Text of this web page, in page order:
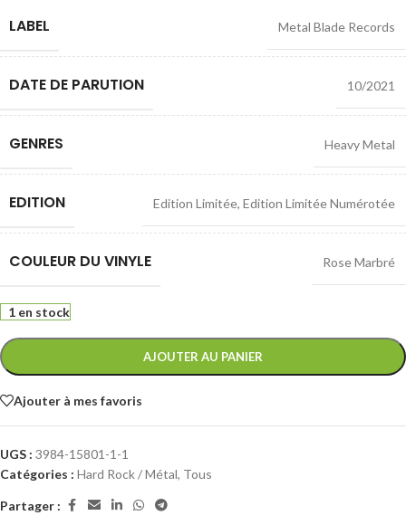
LABEL Metal Blade Records
DATE DE PARUTION 10/2021
GENRES Heavy Metal
EDITION Edition Limitée, Edition Limitée Numérotée
COULEUR DU VINYLE Rose Marbré
1 en stock
AJOUTER AU PANIER
Ajouter à mes favoris
UGS : 3984-15801-1-1
Catégories : Hard Rock / Métal, Tous
Partager :